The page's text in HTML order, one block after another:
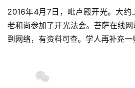
2016年4月7日，毗卢殿开光。大约
老和尚参加了开光法会。菩萨在线
到网络，有资料可查。学人再补充一